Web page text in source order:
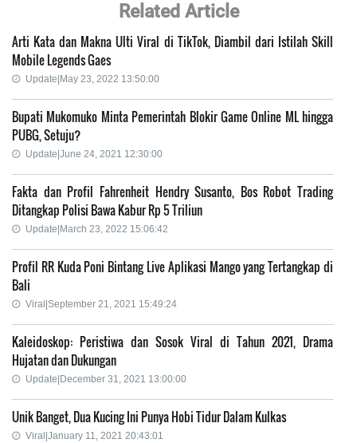
Related Article
Arti Kata dan Makna Ulti Viral di TikTok, Diambil dari Istilah Skill
Mobile Legends Gaes
Update|May 23, 2022 13:50:00
Bupati Mukomuko Minta Pemerintah Blokir Game Online ML hingga
PUBG, Setuju?
Update|June 24, 2021 12:30:00
Fakta dan Profil Fahrenheit Hendry Susanto, Bos Robot Trading
Ditangkap Polisi Bawa Kabur Rp 5 Triliun
Update|March 23, 2022 15:06:42
Profil RR Kuda Poni Bintang Live Aplikasi Mango yang Tertangkap di
Bali
Viral|September 21, 2021 15:49:24
Kaleidoskop: Peristiwa dan Sosok Viral di Tahun 2021, Drama
Hujatan dan Dukungan
Update|December 31, 2021 13:00:00
Unik Banget, Dua Kucing Ini Punya Hobi Tidur Dalam Kulkas
Viral|January 11, 2021 20:43:01